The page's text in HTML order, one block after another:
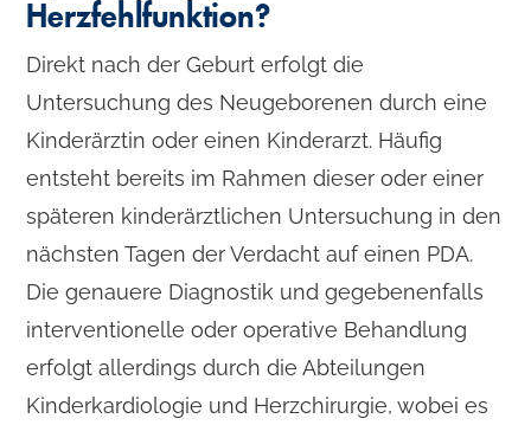
Herzfehlfunktion?
Direkt nach der Geburt erfolgt die
Untersuchung des Neugeborenen durch eine
Kinderärztin oder einen Kinderarzt. Häufig
entsteht bereits im Rahmen dieser oder einer
späteren kinderärztlichen Untersuchung in den
nächsten Tagen der Verdacht auf einen PDA.
Die genauere Diagnostik und gegebenenfalls
interventionelle oder operative Behandlung
erfolgt allerdings durch die Abteilungen
Kinderkardiologie und Herzchirurgie, wobei es